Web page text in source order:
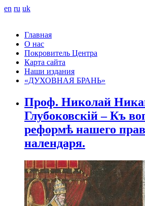
en ru uk
Главная
О нас
Покровитель Центра
Карта сайта
Наши издания
«ДУХОВНАЯ БРАНЬ»
Проф. Николай
Глубоковскій – Къ
реформѣ нашего
налендаря.